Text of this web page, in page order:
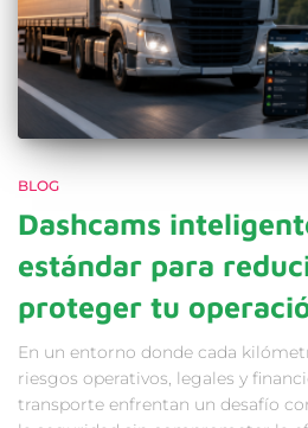
BLOG
Dashcams
estándar para
proteger tu
En un entorno donde cada
riesgos operativos, legales y
transporte enfrentan un desafío